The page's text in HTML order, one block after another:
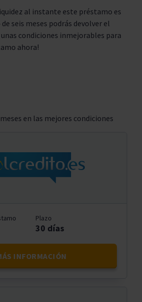
al instante este préstamo es
seis meses podrás devolver el
condiciones inmejorables para
ahora!
en las mejores condiciones
Plazo
30 días
INFORMACIÓN